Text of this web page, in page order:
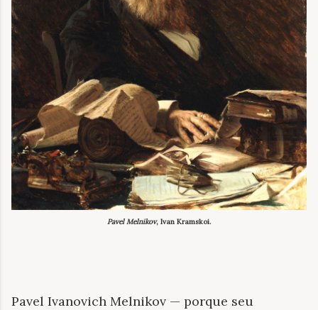
Pavel Melnikov, Ivan Kramskoi.
Pavel Ivanovich Melnikov — porque seu